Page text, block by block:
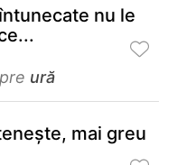
nu le
ură
mai greu